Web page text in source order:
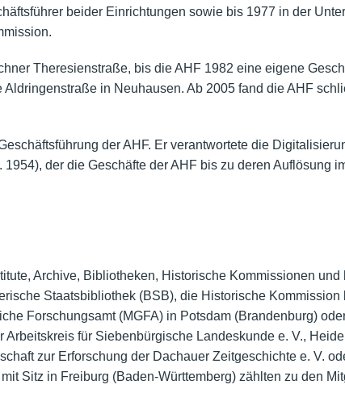
beider Einrichtungen sowie bis 1977 in der
Theresienstraße, bis die AHF 1982 eine eigene
in Neuhausen. Ab 2005 fand die AHF
der AHF. Er verantwortete die
der die Geschäfte der AHF bis zu deren Auflösung
Archive, Bibliotheken, Historische Kommissionen und
Staatsbibliothek (BSB), die Historische Kommission
Forschungsamt (MGFA) in Potsdam (Brandenburg)
für Siebenbürgische Landeskunde e. V.,
zur Erforschung der Dachauer Zeitgeschichte e. V.
Sitz in Freiburg (Baden-Württemberg) zählten zu den